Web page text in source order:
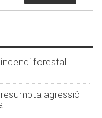
forestal
agressió